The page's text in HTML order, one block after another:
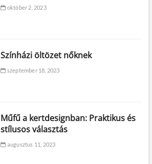
október 2, 2023
Színházi öltözet nőknek
szeptember 18, 2023
Műfű a kertdesignban: Praktikus és
stílusos választás
augusztus 11, 2023